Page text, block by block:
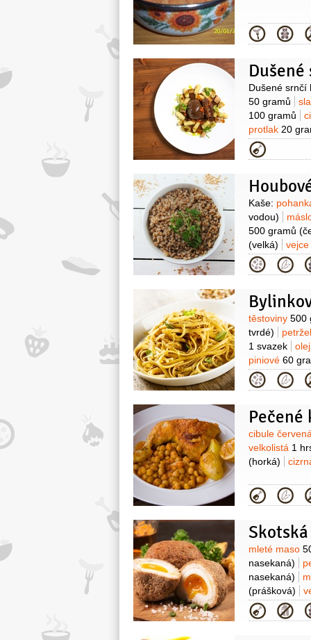
Dušené srnčí
50 gramů
100 gramů
protlak 20
250 gramů
(škrob)10
100 gramů
(přepuštěné)
Kaše:
vodou)
500 gramů
(velká)
vejce
velkolistá2
těstoviny 500
tvrdé)
1 svazek
piniové 60
Pečené
cibule červená
velkolistá 1
(horká)
mleté maso
nasekaná)
nasekaná)
(prášková)
obalení)